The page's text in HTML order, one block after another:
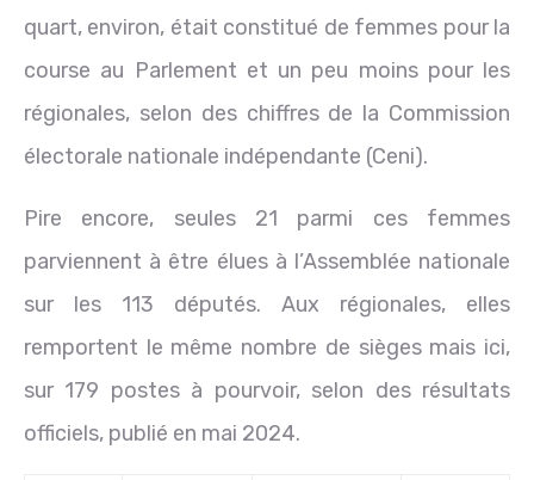
quart, environ, était constitué de femmes pour la
course au Parlement et un peu moins pour les
régionales, selon des chiffres de la Commission
électorale nationale indépendante (Ceni).
Pire encore, seules 21 parmi ces femmes
parviennent à être élues à l’Assemblée nationale
sur les 113 députés. Aux régionales, elles
remportent le même nombre de sièges mais ici,
sur 179 postes à pourvoir, selon des résultats
officiels, publié en mai 2024.